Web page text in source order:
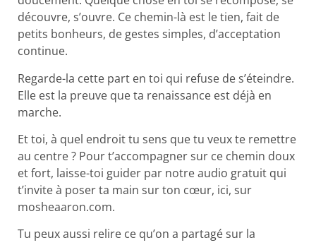
découvre, s’ouvre. Ce chemin-là est le tien, fait de
petits bonheurs, de gestes simples, d’acceptation
continue.
Regarde-la cette part en toi qui refuse de s’éteindre.
Elle est la preuve que ta renaissance est déjà en
marche.
Et toi, à quel endroit tu sens que tu veux te remettre
au centre ? Pour t’accompagner sur ce chemin doux
et fort, laisse-toi guider par notre audio gratuit qui
t’invite à poser ta main sur ton cœur, ici, sur
mosheaaron.com.
Tu peux aussi relire ce qu’on a partagé sur la